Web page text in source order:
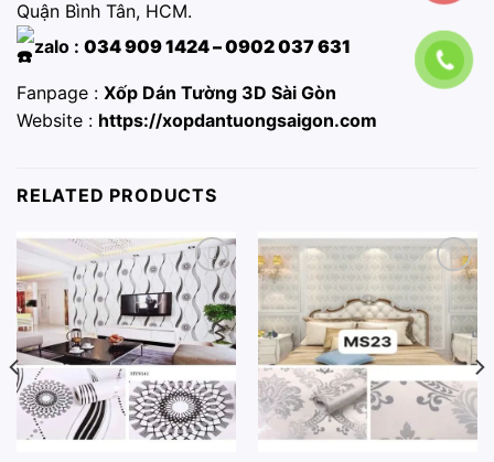
Quận Bình Tân, HCM.
zalo : 034 909 1424 – 0902 037 631
Fanpage : Xốp Dán Tường 3D Sài Gòn
Website : https://xopdantuongsaigon.com
RELATED PRODUCTS
Add to
wishlist
Add to